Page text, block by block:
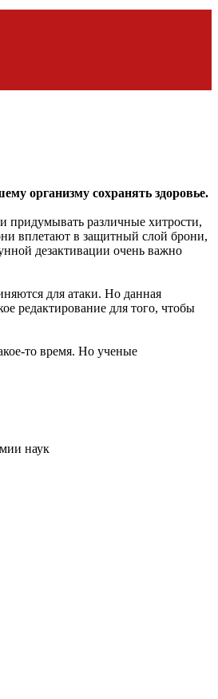
организму сохранять здоровье.
придумывать различные хитрости,
вплетают в защитный слой брони,
дезактивации очень важно
для атаки. Но данная
редактирование для того, чтобы
то время. Но ученые
наук